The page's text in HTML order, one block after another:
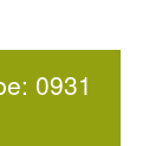
0931